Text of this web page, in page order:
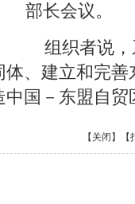
部长会议。
组织者说，
、建立和完
国－东盟自贸
【关闭】